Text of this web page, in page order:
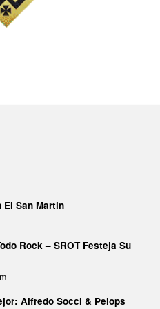
El San Martin
Rock – SROT Festeja Su
Alfredo Socci & Pelops